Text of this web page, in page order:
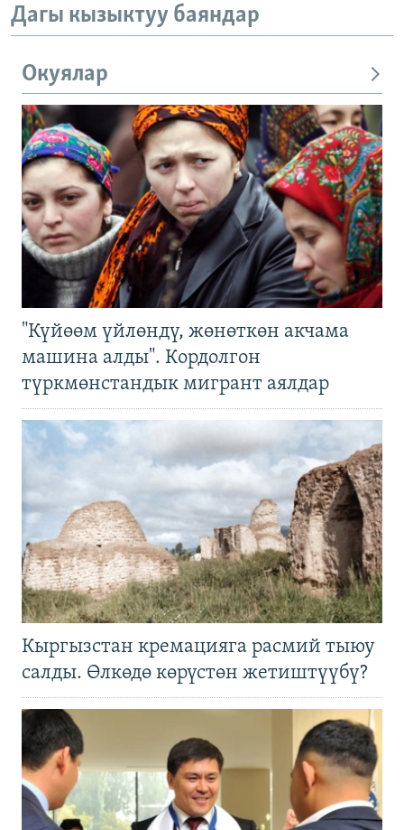
Дагы кызыктуу баяндар
Окуялар
"Күйөөм үйлөндү, жөнөткөн акчама
машина алды". Кордолгон
түркмөнстандык мигрант аялдар
Кыргызстан кремацияга расмий тыюу
салды. Өлкөдө көрүстөн жетиштүүбү?